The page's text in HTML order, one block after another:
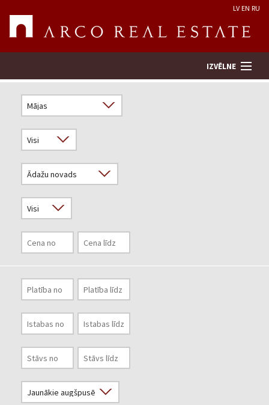
LV EN RU
IZVĒLNE
Novērtēt īpašumu
Uzņēmums
Pakalpojumi
Kontakti